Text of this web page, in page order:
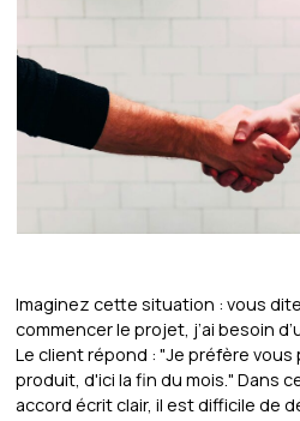
Imaginez cette situation : vous
commencer le projet, j’ai besoin
Le client répond : "Je préfère vous
produit, d'ici la fin du mois." Dans
accord écrit clair, il est difficile de